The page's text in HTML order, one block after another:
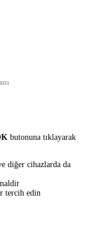
butonuna tıklayarak
diğer cihazlarda da
tercih edin